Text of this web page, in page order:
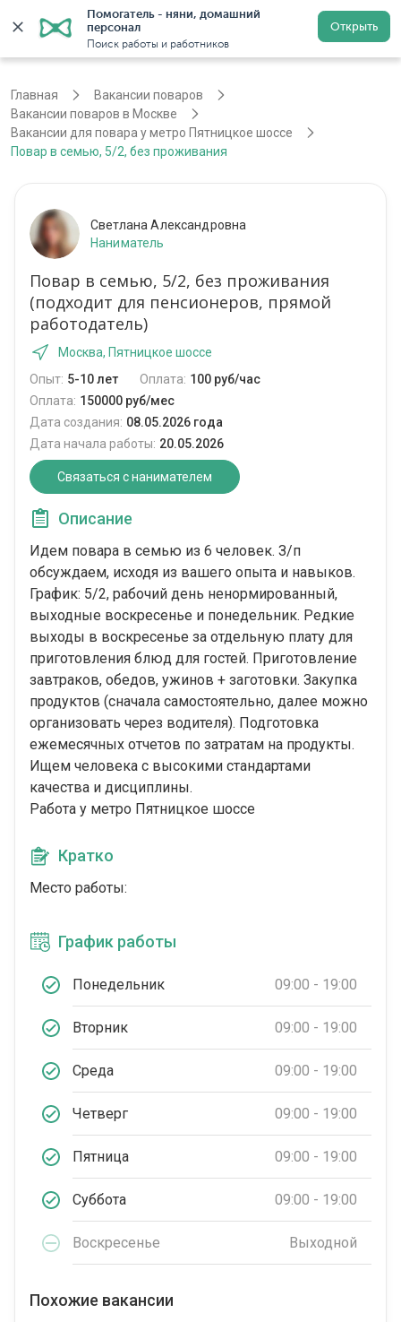
Помогатель - няни, домашний
персонал
Поиск работы и работников
Открыть
Регистрация
Главная
Вакансии поваров
Вакансии поваров в Москве
Вакансии для повара у метро Пятницкое шоссе
Повар в семью, 5/2, без проживания
Светлана Александровна
Наниматель
Повар в семью, 5/2, без проживания
(подходит для пенсионеров, прямой
работодатель)
Москва, Пятницкое шоссе
Опыт: 5-10 лет Оплата: 100 руб/час
Оплата: 150000 руб/мес
Дата создания: 08.05.2026 года
Дата начала работы: 20.05.2026
Связаться с нанимателем
Описание
Идем повара в семью из 6 человек. З/п
обсуждаем, исходя из вашего опыта и навыков.
График: 5/2, рабочий день ненормированный,
выходные воскресенье и понедельник. Редкие
выходы в воскресенье за отдельную плату для
приготовления блюд для гостей. Приготовление
завтраков, обедов, ужинов + заготовки. Закупка
продуктов (сначала самостоятельно, далее можно
организовать через водителя). Подготовка
ежемесячных отчетов по затратам на продукты.
Ищем человека с высокими стандартами
качества и дисциплины.
Работа у метро Пятницкое шоссе
Кратко
Место работы:
График работы
Понедельник 09:00 - 19:00
Вторник 09:00 - 19:00
Среда 09:00 - 19:00
Четверг 09:00 - 19:00
Пятница 09:00 - 19:00
Суббота 09:00 - 19:00
Воскресенье Выходной
Похожие вакансии